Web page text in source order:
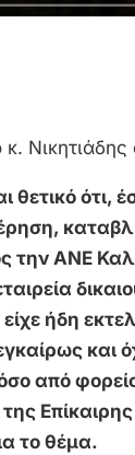
Νικητιάδης
θετικό ότι,
την ΑΝΕ
ήδη
και
από
της
το θέμα.